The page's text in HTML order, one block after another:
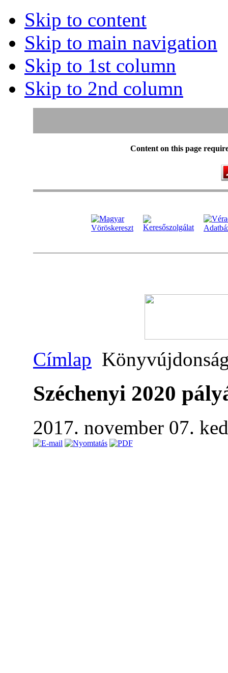
Skip to content
Skip to main navigation
Skip to 1st column
Skip to 2nd column
Content on this page
Címlap
Széchenyi 2020
2017. november 07.